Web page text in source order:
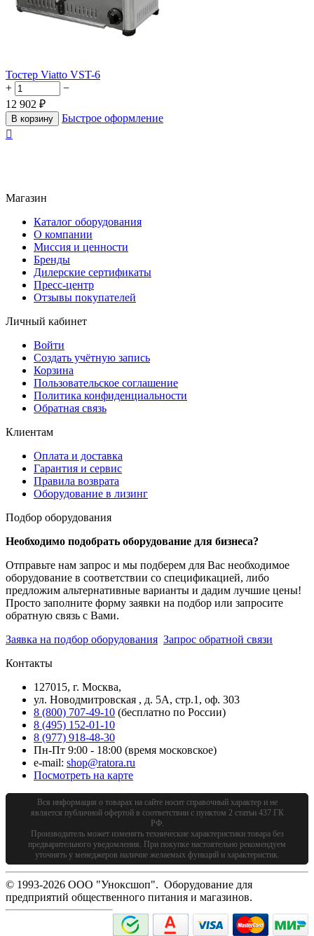
Тостер Viatto VST-6
+
−
12 902 ₽
В корзину
Быстрое оформление

Магазин
Каталог оборудования
О компании
Миссия и ценности
Бренды
Дилерские сертификаты
Пресс-центр
Отзывы покупателей
Личный кабинет
Войти
Создать учётную запись
Корзина
Пользовательское соглашение
Политика конфиденциальности
Обратная связь
Клиентам
Оплата и доставка
Гарантия и сервис
Правила возврата
Оборудование в лизинг
Подбор оборудования
Необходимо подобрать оборудование для бизнеса?
Отправьте нам запрос и мы подберем для Вас необходимое
оборудование в соответствии со спецификацией, либо
предложим альтернативные варианты и дадим лучшие цены!
Просто заполните форму заявки на подбор или запросите
обратную связь с Вами.
Заявка на подбор оборудования Запрос обратной связи
Контакты
127015, г. Москва,
ул. Новодмитровская , д. 5А, стр.1, оф. 303
8 (800) 707-49-10 (бесплатно по России)
8 (495) 152-01-10
8 (977) 918-48-30
Пн-Пт 9:00 - 18:00 (время московское)
e-mail: shop@ratora.ru
Посмотреть на карте
Вся информация о товарах на сайте носит справочный характер и не
является публичной офертой в соответствии с пунктом 2 статьи 437 ГК
РФ.
Производитель может изменять технические характеристики товара без
предварительного уведомления. При покупке настоятельно рекомендуем
уточнять у менеджеров наличие желаемых функций и характеристик.
© 1993-2026 ООО "Уноксшоп". Оборудование для
предприятий общественного питания и магазинов.